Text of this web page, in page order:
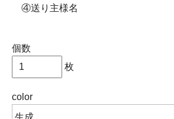
④送り主様名
個数
枚
color